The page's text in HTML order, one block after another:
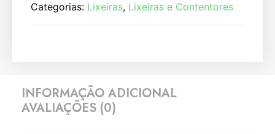
Categorias: Lixeiras, Lixeiras e Contentores
INFORMAÇÃO ADICIONAL
AVALIAÇÕES (0)